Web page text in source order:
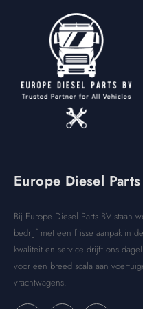
Europe Diesel
Bij Europe Diesel Parts BV staan
bedrijf met een frisse aanpak in
kwaliteit en service drijft ons
voor een breed scala aan
vrachtwagens.